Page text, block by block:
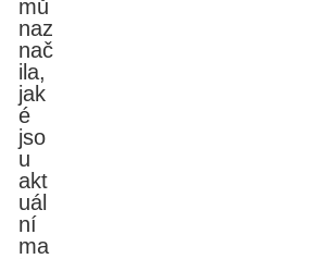
mů
naz
nač
ila,
jak
é
jso
u
akt
uál
ní
ma